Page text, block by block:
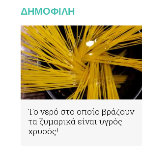
ΔΗΜΟΦΙΛΗ
Το νερό στο οποίο βράζουν
τα ζυμαρικά είναι υγρός
χρυσός!